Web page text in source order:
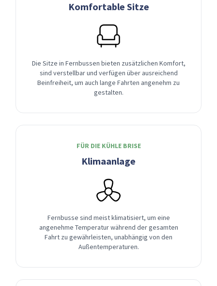
Komfortable Sitze
Die Sitze in Fernbussen bieten zusätzlichen Komfort,
sind verstellbar und verfügen über ausreichend
Beinfreiheit, um auch lange Fahrten angenehm zu
gestalten.
FÜR DIE KÜHLE BRISE
Klimaanlage
Fernbusse sind meist klimatisiert, um eine
angenehme Temperatur während der gesamten
Fahrt zu gewährleisten, unabhängig von den
Außentemperaturen.